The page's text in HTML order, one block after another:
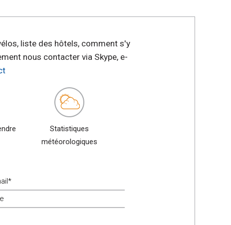
liste des hôtels, comment s'y
nous contacter via Skype, e-
Statistiques
météorologiques